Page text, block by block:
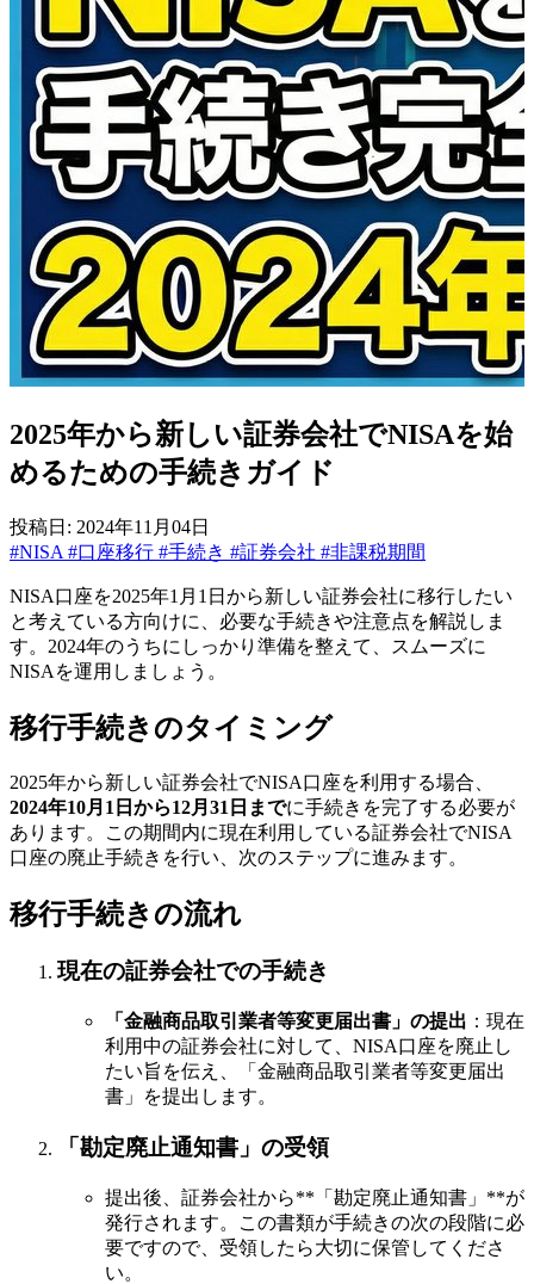
2025年から新しい証券会社でNISAを始
めるための手続きガイド
投稿日: 2024年11月04日
#NISA #口座移行 #手続き #証券会社 #非課税期間
NISA口座を2025年1月1日から新しい証券会社に移行したい
と考えている方向けに、必要な手続きや注意点を解説しま
す。2024年のうちにしっかり準備を整えて、スムーズに
NISAを運用しましょう。
移行手続きのタイミング
2025年から新しい証券会社でNISA口座を利用する場合、
2024年10月1日から12月31日までに手続きを完了する必要が
あります。この期間内に現在利用している証券会社でNISA
口座の廃止手続きを行い、次のステップに進みます。
移行手続きの流れ
現在の証券会社での手続き
「金融商品取引業者等変更届出書」の提出 ：現在
利用中の証券会社に対して、NISA口座を廃止し
たい旨を伝え、「金融商品取引業者等変更届出
書」を提出します。
「勘定廃止通知書」の受領
提出後、証券会社から**「勘定廃止通知書」**が
発行されます。この書類が手続きの次の段階に必
要ですので、受領したら大切に保管してくださ
い。